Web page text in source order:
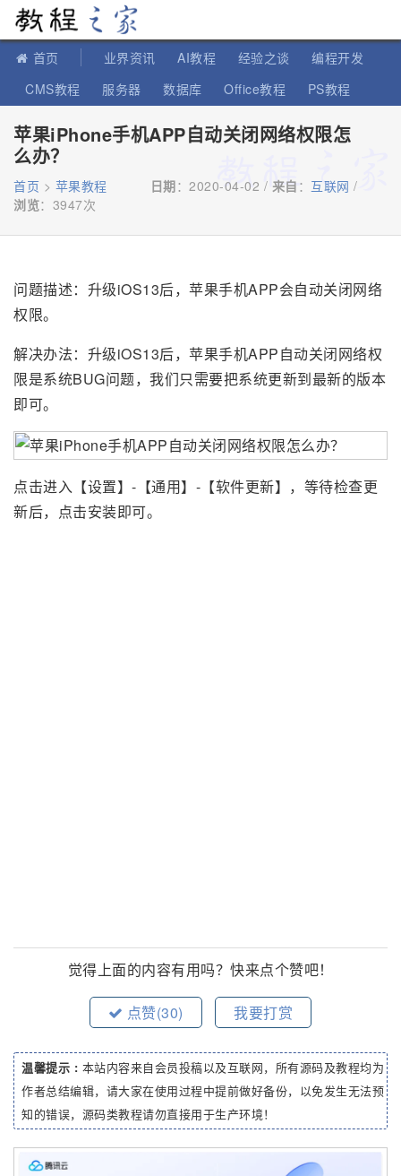
首页 业界资讯 AI教程 经验之谈
编程开发
CMS教程
服务器 数据库 Office教程
PS教程
苹果iPhone手机APP自动关闭网络权限怎
么办？
首页 > 苹果教程 日期：2020-04-02 / 来自 ： 互联网 /
浏览： 3947次
问题描述：升级iOS13后，苹果手机APP会自动关闭网络
权限。
解决办法：升级iOS13后，苹果手机APP自动关闭网络权
限是系统BUG问题，我们只需要把系统更新到最新的版本
即可。
点击进入【设置】-【通用】-【软件更新】，等待检查更
新后，点击安装即可。
觉得上面的内容有用吗？快来点个赞吧！
点赞(30) 我要打赏
温馨提示 : 本站内容来自会员投稿以及互联网，所有源码及教程均为
作者总结编辑，请大家在使用过程中提前做好备份，以免发生无法预
知的错误，源码类教程请勿直接用于生产环境！